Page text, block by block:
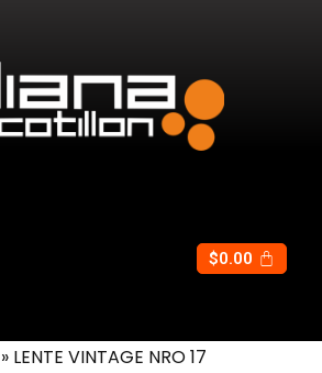
$0.00
» LENTE VINTAGE NRO 17